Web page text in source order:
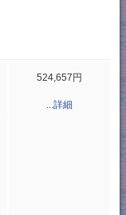
524,657円
...詳細